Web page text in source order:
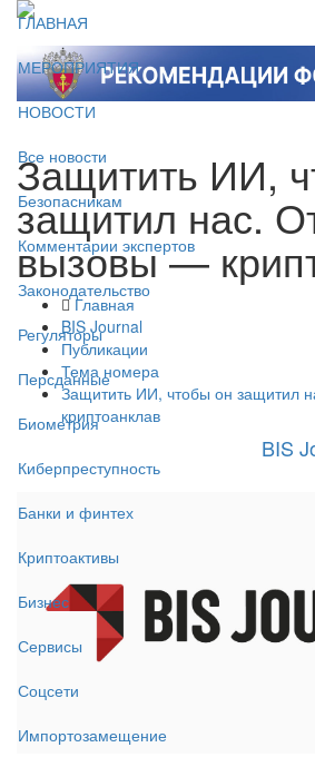
ГЛАВНАЯ
МЕРОПРИЯТИЯ
НОВОСТИ
Все новости
Безопасникам
Комментарии экспертов
Законодательство
Регуляторы
Персданные
Биометрия
Киберпреступность
Банки и финтех
Криптоактивы
Бизнес
Сервисы
Соцсети
Импортозамещение
Защитить ИИ,
защитил нас.
вызовы —
Главная
BIS Journal
Публикации
Тема номера
Защитить ИИ, чтобы он защитил
криптоанклав
BIS